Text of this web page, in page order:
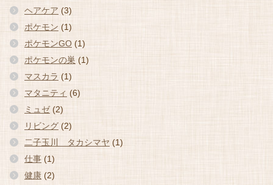
ヘアケア (3)
ポケモン (1)
ポケモンGO (1)
ポケモンの巣 (1)
マスカラ (1)
マタニティ (6)
ミュゼ(2)
リビング (2)
二子玉川 タカシマヤ (1)
仕事 (1)
健康 (2)